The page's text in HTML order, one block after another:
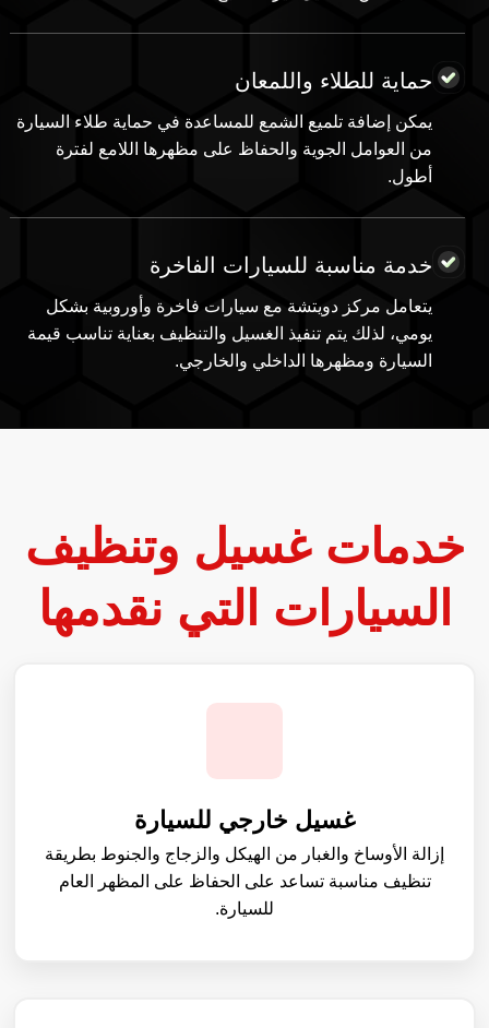
حماية للطلاء واللمعان
يمكن إضافة تلميع الشمع للمساعدة في حماية طلاء السيارة
من العوامل الجوية والحفاظ على مظهرها اللامع لفترة
أطول.
خدمة مناسبة للسيارات الفاخرة
يتعامل مركز دويتشة مع سيارات فاخرة وأوروبية بشكل
يومي، لذلك يتم تنفيذ الغسيل والتنظيف بعناية تناسب قيمة
السيارة ومظهرها الداخلي والخارجي.
خدمات غسيل وتنظيف
السيارات التي نقدمها
غسيل خارجي للسيارة
إزالة الأوساخ والغبار من الهيكل والزجاج والجنوط بطريقة
تنظيف مناسبة تساعد على الحفاظ على المظهر العام
للسيارة.